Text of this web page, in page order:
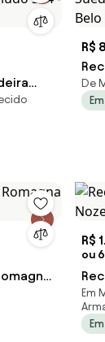
R$
De
R$
ou
Em